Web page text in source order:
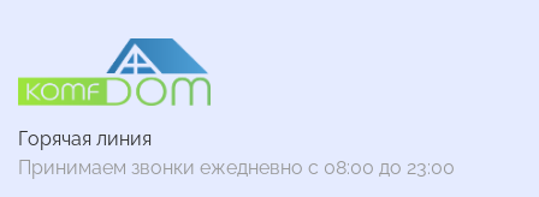
Горячая линия
Принимаем звонки ежедневно с 08:00 до 23:00